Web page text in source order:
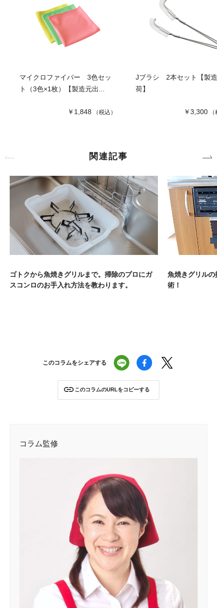
マイクロファイバー 3色セッ
ト（3色×1枚）【製造元出...
￥1,848 （税込）
Jブラシ 2本セット【製
荷】
￥3,300
関連記事
ゴトクから魚焼きグリルまで。掃除のプロにガ
スコンロのお手入れ方法を教わります。
魚焼きグリル
術！
このコラムをシェアする
このコラムのURLをコピーする
コラム監修